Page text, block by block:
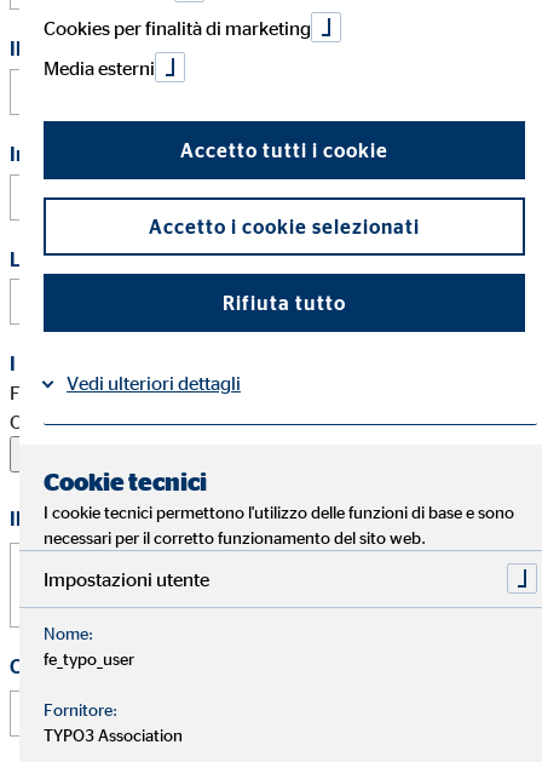
Il tuo telefono
In quale città vorresti lavorare?
Link al tuo profilo aziendale (ad esempio LinkedIn)
Formati consentiti: PDF, Word, ZIP, OpenOffice,
OpenDocument, JPG, PNG, BMP | Massimo 20 MB
Il tuo messaggio
Come hai saputo di noi?
Cookies per finalità di marketing
Media esterni
Accetto tutti i cookie
Accetto i cookie selezionati
Rifiuta tutto
Vedi ulteriori dettagli
Cookie tecnici
I cookie tecnici permettono l'utilizzo delle funzioni di base e sono
necessari per il corretto funzionamento del sito web.
Impostazioni utente
Nome:
fe_typo_user
Fornitore:
TYPO3 Association